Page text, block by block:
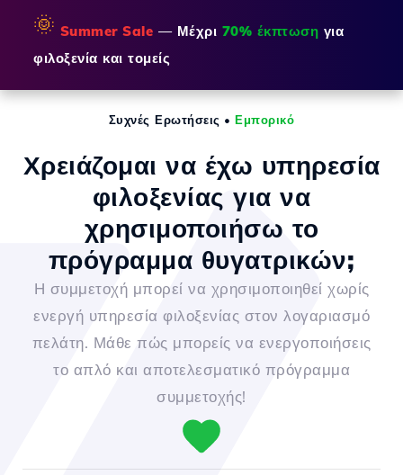
🌞 Summer Sale — Μέχρι 70% έκπτωση για
φιλοξενία και τομείς
Συχνές Ερωτήσεις •Εμπορικό
Χρειάζομαι να έχω υπηρεσία
φιλοξενίας για να
χρησιμοποιήσω το
πρόγραμμα θυγατρικών;
Η συμμετοχή μπορεί να χρησιμοποιηθεί χωρίς
ενεργή υπηρεσία φιλοξενίας στον λογαριασμό
πελάτη. Μάθε πώς μπορείς να ενεργοποιήσεις
το απλό και αποτελεσματικό πρόγραμμα
συμμετοχής!